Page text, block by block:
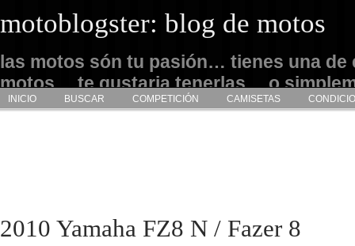
motoblogster: blog de motos
las motos són tu pasión… tienes una de
motos… te gustaria tenerlas… o
admirarlas… este es tu sitio
INICIO BUSCAR COMPETICIÓN CAMISETAS
2010 Yamaha FZ8 N / Fazer 8